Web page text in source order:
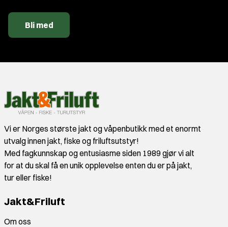
Bli med
Vi er Norges største jakt og våpenbutikk med et enormt
utvalg innen jakt, fiske og friluftsutstyr!
Med fagkunnskap og entusiasme siden 1989 gjør vi alt
for at du skal få en unik opplevelse enten du er på jakt,
tur eller fiske!
Jakt&Friluft
Om oss